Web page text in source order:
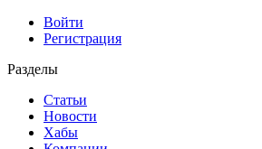
Войти
Регистрация
Разделы
Статьи
Новости
Хабы